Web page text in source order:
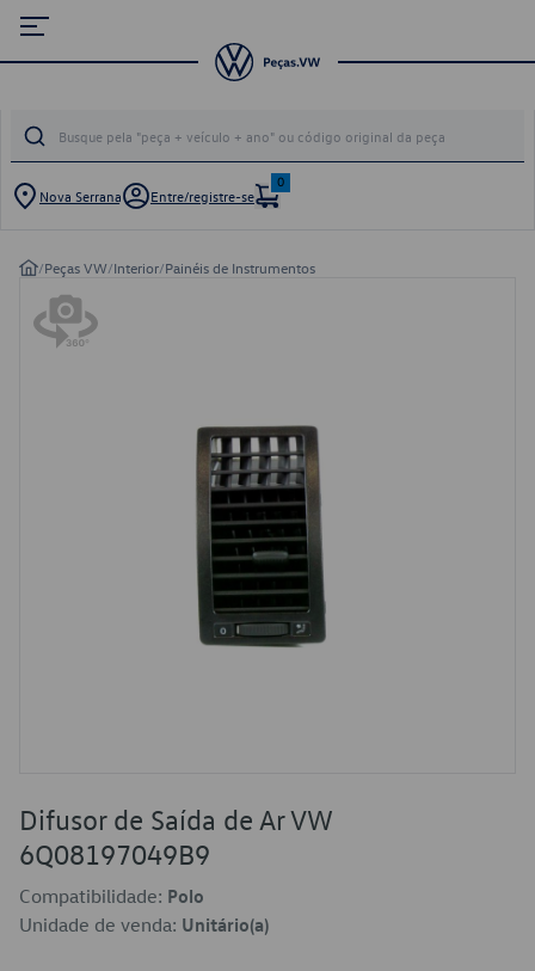
Nova Serrana Entre/registre-se
0
/Peças VW/Interior/Painéis de Instrumentos
Difusor de Saída de Ar VW
6Q08197049B9
Compatibilidade: Polo
Unidade de venda: Unitário(a)